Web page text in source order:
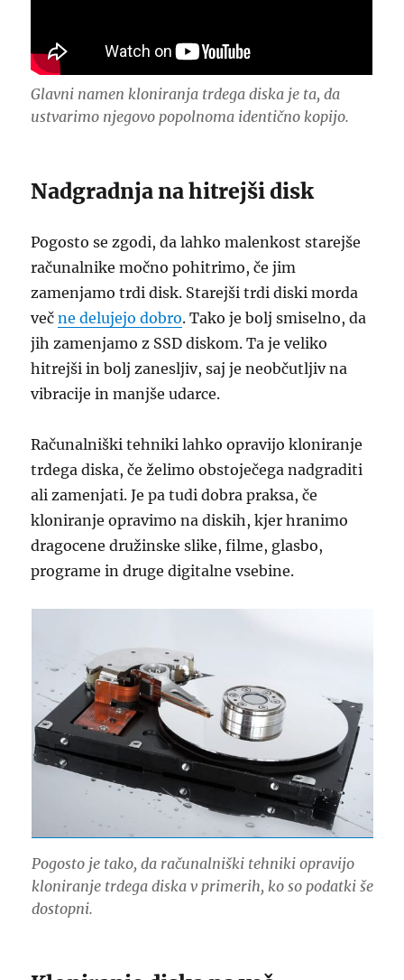
Glavni namen kloniranja trdega diska je ta, da
ustvarimo njegovo popolnoma identično kopijo.
Nadgradnja na hitrejši disk
Pogosto se zgodi, da lahko malenkost starejše
računalnike močno pohitrimo, če jim
zamenjamo trdi disk. Starejši trdi diski morda
večne delujejo dobro. Tako je bolj smiselno, da
jih zamenjamo z SSD diskom. Ta je veliko
hitrejši in bolj zanesljiv, saj je neobčutljiv na
vibracije in manjše udarce.
Računalniški tehniki lahko opravijo kloniranje
trdega diska, če želimo obstoječega nadgraditi
ali zamenjati. Je pa tudi dobra praksa, če
kloniranje opravimo na diskih, kjer hranimo
dragocene družinske slike, filme, glasbo,
programe in druge digitalne vsebine.
Pogosto je tako, da računalniški tehniki opravijo
kloniranje trdega diska v primerih, ko so podatki še
dostopni.